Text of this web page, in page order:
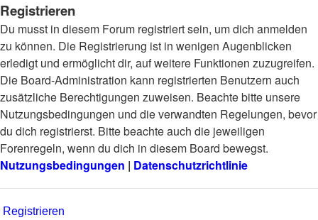
Registrieren
Du musst in diesem Forum registriert sein, um dich anmelden
zu können. Die Registrierung ist in wenigen Augenblicken
erledigt und ermöglicht dir, auf weitere Funktionen zuzugreifen.
Die Board-Administration kann registrierten Benutzern auch
zusätzliche Berechtigungen zuweisen. Beachte bitte unsere
Nutzungsbedingungen und die verwandten Regelungen, bevor
du dich registrierst. Bitte beachte auch die jeweiligen
Forenregeln, wenn du dich in diesem Board bewegst.
Nutzungsbedingungen | Datenschutzrichtlinie
Registrieren